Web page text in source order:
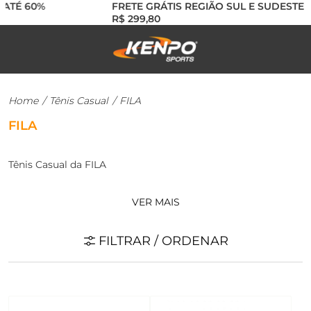
60%
FRETE GRÁTIS REGIÃO SUL E SUDESTE
R$ 299,80
Home / Tênis Casual / FILA
FILA
Tênis Casual da FILA
VER MAIS
FILTRAR / ORDENAR